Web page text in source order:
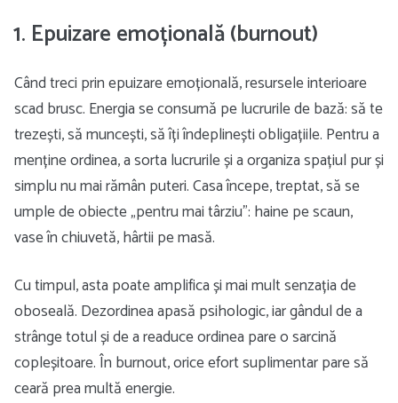
1. Epuizare emoțională (burnout)
Când treci prin epuizare emoțională, resursele interioare
scad brusc. Energia se consumă pe lucrurile de bază: să te
trezești, să muncești, să îți îndeplinești obligațiile. Pentru a
menține ordinea, a sorta lucrurile și a organiza spațiul pur și
simplu nu mai rămân puteri. Casa începe, treptat, să se
umple de obiecte „pentru mai târziu”: haine pe scaun,
vase în chiuvetă, hârtii pe masă.
Cu timpul, asta poate amplifica și mai mult senzația de
oboseală. Dezordinea apasă psihologic, iar gândul de a
strânge totul și de a readuce ordinea pare o sarcină
copleșitoare. În burnout, orice efort suplimentar pare să
ceară prea multă energie.